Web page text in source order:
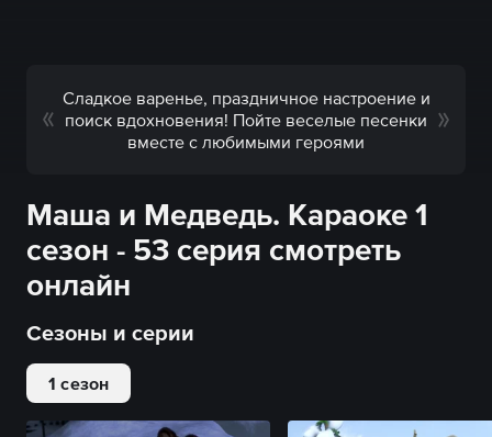
Сладкое варенье, праздничное настроение и
поиск вдохновения! Пойте веселые песенки
вместе с любимыми героями
Маша и Медведь. Караоке 1
сезон - 53 серия смотреть
онлайн
Сезоны и серии
1 сезон